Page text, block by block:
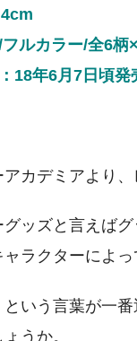
ルカラー/全6柄
18年6月7日頃発
カデミアより
ッズと言えば
ラクターによ
いう言葉が一番
うか。